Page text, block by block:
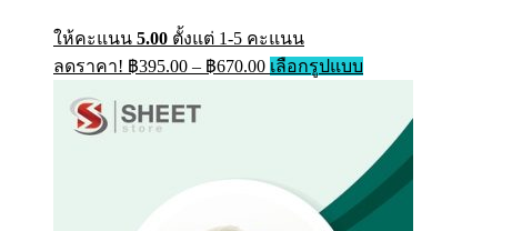
chosen
product
page
ให้คะแนน 5.00 ตั้งแต่ 1-5 คะแนน
ลดราคา! ฿395.00 – ฿670.00Price
range:
เลือกรูปแบบThis
product
multiple
variants.
The
options
may
be